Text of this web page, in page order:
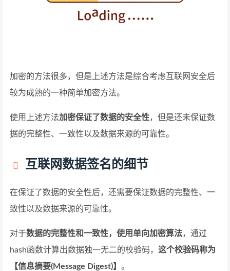
加密的方法很多，但是上述方法是综合考虑互联网安全后
较为成熟的一种简单加密方法。
使用上述方法加密保证了数据的安全性，但是还未保证数
据的完整性、一致性以及数据来源的可靠性。
互联网数据签名的细节
在保证了数据的安全性后，还需要保证数据的完整性、一
致性以及数据来源的可靠性。
对于数据的完整性和一致性，使用单向加密算法，通过
hash函数计算出数据独一无二的校验码， 这个校验码称为
【信息摘要(Message Digest)】 。